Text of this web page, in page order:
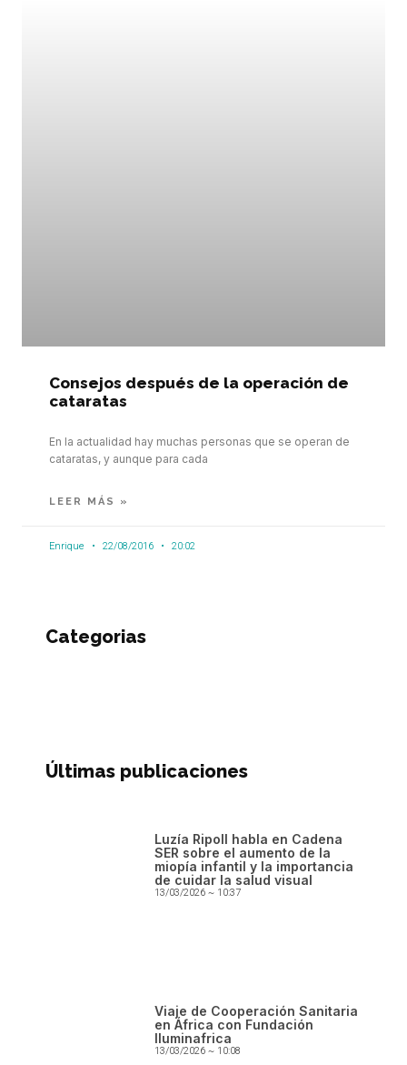
Consejos después de la operación de
cataratas
En la actualidad hay muchas personas que se operan de
cataratas, y aunque para cada
LEER MÁS »
Enrique 22/08/2016 20:02
Categorias
Últimas publicaciones
Luzía Ripoll habla en Cadena
SER sobre el aumento de la
miopía infantil y la importancia
de cuidar la salud visual
13/03/2026 10:37
Viaje de Cooperación Sanitaria
en África con Fundación
Iluminafrica
13/03/2026 10:08